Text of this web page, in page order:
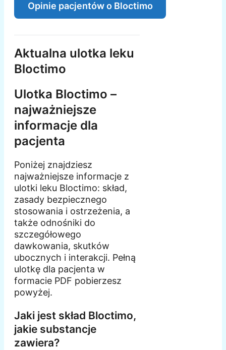
Opinie pacjentów o Bloctimo
Aktualna ulotka leku
Bloctimo
Ulotka Bloctimo –
najważniejsze
informacje dla
pacjenta
Poniżej znajdziesz
najważniejsze informacje z
ulotki leku Bloctimo: skład,
zasady bezpiecznego
stosowania i ostrzeżenia, a
także odnośniki do
szczegółowego
dawkowania, skutków
ubocznych i interakcji. Pełną
ulotkę dla pacjenta w
formacie PDF pobierzesz
powyżej.
Jaki jest skład Bloctimo,
jakie substancje
zawiera?